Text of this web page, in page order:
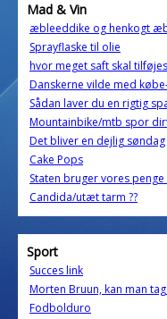
Mad & Vin
æbleeddike og henkogt
Sprayflaske til olie
hvor meget saft skal
Danskerne vilde med
Sådan laver du en rigtig
Mountainbike/mtb spor
Det bliver en dejlig søndag
Cake Pops
Staten bruger vores
Candida/utæt tarm ??
Sport
Succes link
Morten Bruun, kan man
Fodbolduro